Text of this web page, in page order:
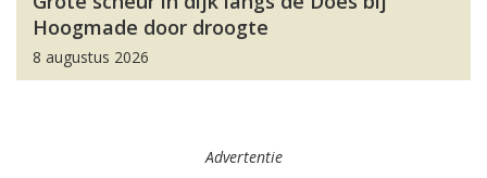
Hoogmade door droogte
8 augustus 2026
Advertentie